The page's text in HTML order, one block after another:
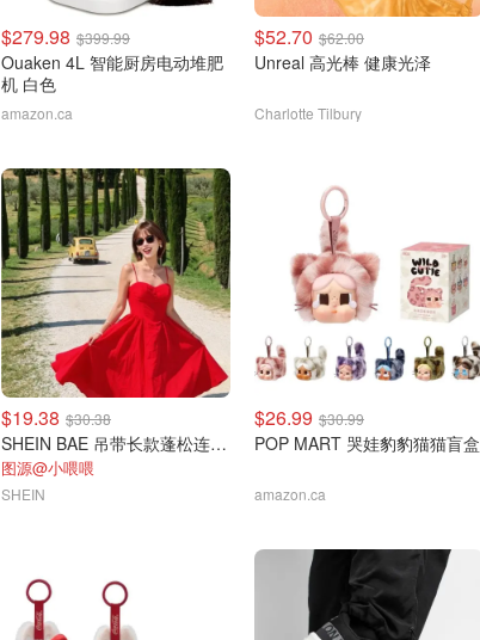
$279.98 $399.99
Ouaken 4L 智能厨房电动堆肥
机 白色
amazon.ca
$52.70 $62.00
Unreal 高光棒 健康光泽
Charlotte Tilbury
$19.38 $30.38
SHEIN BAE 吊带长款蓬松连衣裙
图源@小喂喂
SHEIN
$26.99 $30.99
POP MART 哭娃豹豹猫猫盲盒
amazon.ca